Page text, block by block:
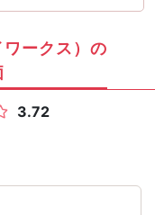
ークス）の
3.72